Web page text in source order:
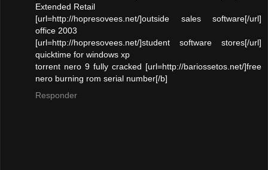
Extended Retail
[url=http://hopresovees.net/]outside sales software[/url]
office 2003
[url=http://hopresovees.net/]student software stores[/url]
quicktime for windows xp
torrent nero 9 fully cracked [url=http://bariossetos.net/]free
nero burning rom serial number[/b]
Responder